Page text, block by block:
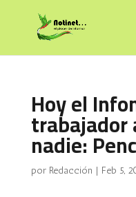
Hoy el
trabajador
nadie:
por Redacción | Feb 5,